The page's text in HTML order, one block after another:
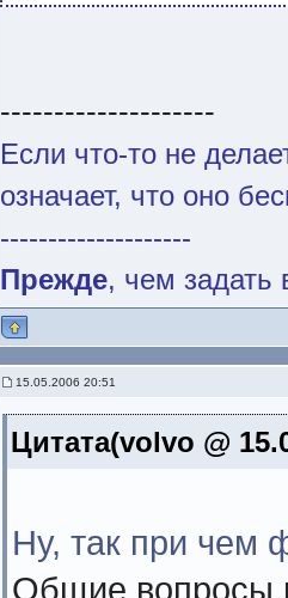
--------------------
Если что-то не
означает, что оно
--------------------
Прежде, чем задать
15.05.2006 20:51
Цитата(volvo @
Ну, так при чем
Общие вопросы